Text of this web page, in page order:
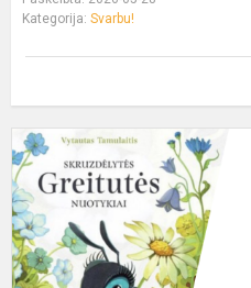
Kategorija: Svarbu!